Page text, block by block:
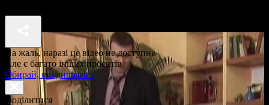
На жаль, наразі це відео не доступне
Але є багато інших проектів
Обирай, що дивитися
Поділитися